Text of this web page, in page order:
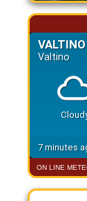
ON LINE